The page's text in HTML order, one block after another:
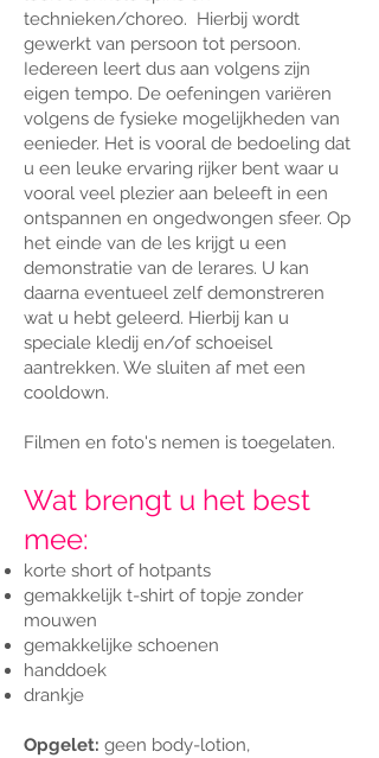
technieken/choreo. Hierbij wordt
gewerkt van persoon tot persoon.
Iedereen leert dus aan volgens zijn
eigen tempo. De oefeningen variëren
volgens de fysieke mogelijkheden van
eenieder. Het is vooral de bedoeling dat
u een leuke ervaring rijker bent waar u
vooral veel plezier aan beleeft in een
ontspannen en ongedwongen sfeer. Op
het einde van de les krijgt u een
demonstratie van de lerares. U kan
daarna eventueel zelf demonstreren
wat u hebt geleerd. Hierbij kan u
speciale kledij en/of schoeisel
aantrekken. We sluiten af met een
cooldown.
Filmen en foto's nemen is toegelaten.
Wat brengt u het best
mee:
korte short of hotpants
gemakkelijk t-shirt of topje zonder
mouwen
gemakkelijke schoenen
handdoek
drankje
Opgelet: geen body-lotion,